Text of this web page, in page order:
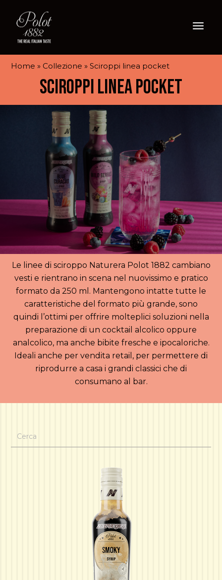
Menu
Home »Collezione » Sciroppi linea pocket
SCIROPPI LINEA POCKET
Le linee di sciroppo Naturera Polot 1882 cambiano
vesti e rientrano in scena nel nuovissimo e pratico
formato da 250 ml. Mantengono intatte tutte le
caratteristiche del formato più grande, sono
quindi l’ottimi per offrire molteplici soluzioni nella
preparazione di un cocktail alcolico oppure
analcolico, ma anche bibite fresche e ipocaloriche.
Ideali anche per vendita retail, per permettere di
riprodurre a casa i grandi classici che di
consumano al bar.